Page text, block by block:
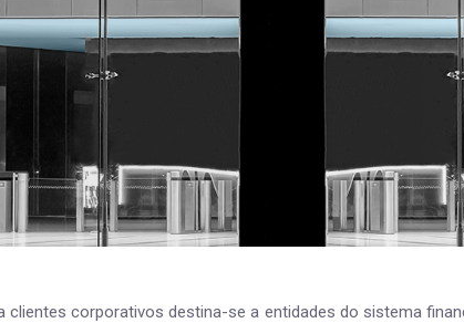
clientes corporativos destina-se a entidades do sistema